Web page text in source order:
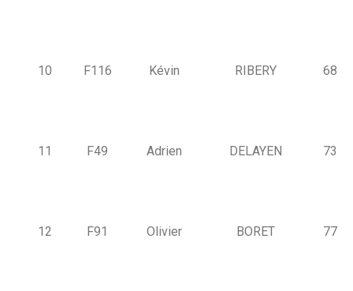
10 F116 Kévin RIBERY 68
11 F49 Adrien DELAYEN 73
12 F91 Olivier BORET 77